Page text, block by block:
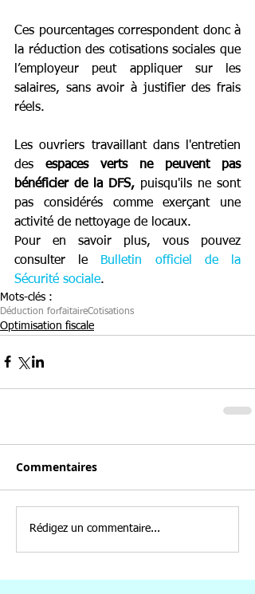
Ces pourcentages correspondent donc à
la réduction des cotisations sociales que
l’employeur peut appliquer sur les
salaires, sans avoir à justifier des frais
réels.
Les ouvriers travaillant dans l'entretien
des espaces verts ne
peuvent pas
bénéficier de la DFS, puisqu'ils ne sont
pas considérés comme exerçant une
activité de nettoyage de locaux.
Pour en savoir plus, vous pouvez
consulter le Bulletin officiel de la
Sécurité sociale.
Mots-clés :
Déduction forfaitaireCotisations
Optimisation fiscale
Commentaires
Rédigez un commentaire...